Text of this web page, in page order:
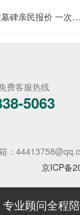
碑亲民报价 一次性
费客服热线
5063
：
京ICP备
专业顾问全程